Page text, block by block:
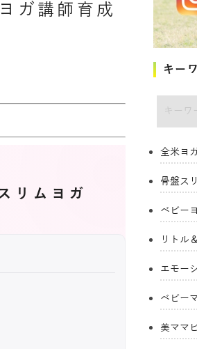
ガ講師育成
リムヨガ
キー
全米ヨ
骨盤ス
ベビー
リトル
エモー
ベビー
美ママ